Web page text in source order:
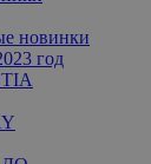
новинки
год